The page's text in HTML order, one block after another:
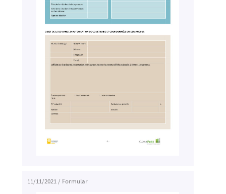
11/11/2021/ Formular